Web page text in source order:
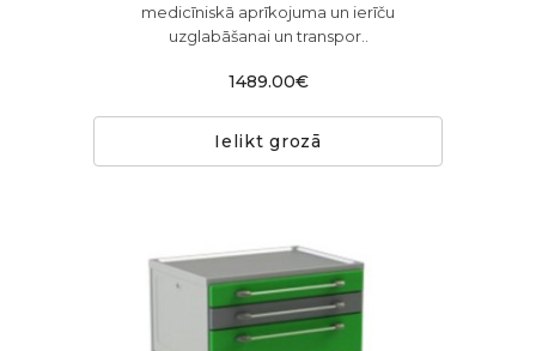
medicīniskā aprīkojuma un ierīču
uzglabāšanai un transpor..
1489.00€
Ielikt grozā